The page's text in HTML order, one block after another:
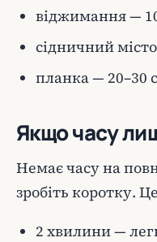
віджимання —
сідничний
планка — 20–30
Якщо часу
Немає часу на
зробіть коротку.
2 хвилини —